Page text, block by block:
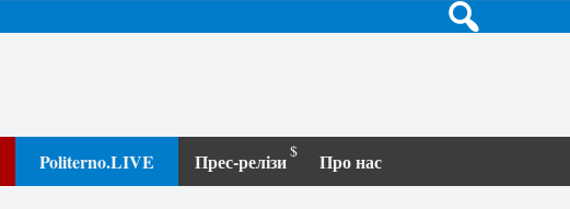
Politerno.LIVE Прес-релізи Про нас